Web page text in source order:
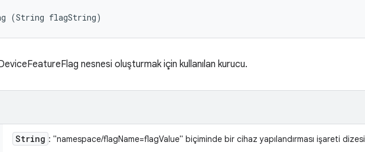
(String flagString)
nesnesi oluşturmak için kullanılan kurucu.
String : "namespace/flagName=flagValue" biçiminde bir cihaz yapılandırması işareti dizesi